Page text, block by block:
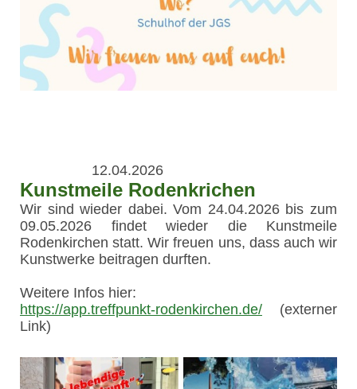
12.04.2026
Kunstmeile Rodenkrichen
Wir sind wieder dabei. Vom 24.04.2026 bis zum
09.05.2026 findet wieder die Kunstmeile
Rodenkirchen statt. Wir freuen uns, dass auch wir
Kunstwerke beitragen durften.
Weitere Infos hier:
https://app.treffpunkt-rodenkirchen.de/ (externer
Link)